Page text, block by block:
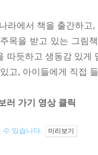
라에서 책을 출간하
목을 받고 있는 그림
따듯하고 생동감 있
고, 아이들에게 직접
러 가기 영상 클릭
수 있습니다. 미리보기